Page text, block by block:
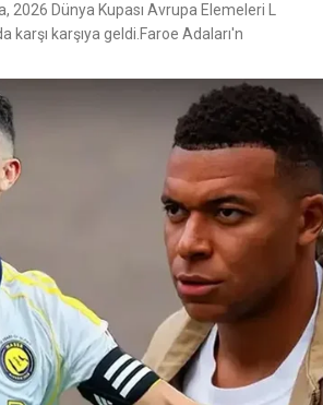
2026 Dünya Kupası Avrupa Elemeleri L
karşı karşıya geldi.Faroe Adaları'n